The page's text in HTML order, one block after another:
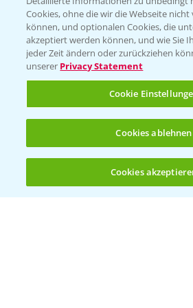
(noch 4)
Folgen Sie
Allgemeine Nutzungsbedingungen
Impressum
Gebrauchshinweise
Cookies, ohne die wir die Webseite
können, und optionalen Cookies, die
akzeptiert werden können, und wie Sie
jeder Zeit ändern oder zurückziehen
unserer Privacy Statement
Cookie
Cookies ablehnen
Cookies